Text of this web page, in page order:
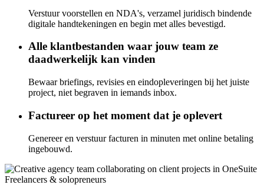
Verstuur voorstellen en NDA's, verzamel juridisch bindende
digitale handtekeningen en begin met alles bevestigd.
Alle klantbestanden waar jouw team ze
daadwerkelijk kan vinden
Bewaar briefings, revisies en eindopleveringen bij het juiste
project, niet begraven in iemands inbox.
Factureer op het moment dat je oplevert
Genereer en verstuur facturen in minuten met online betaling
ingebouwd.
Freelancers & solopreneurs